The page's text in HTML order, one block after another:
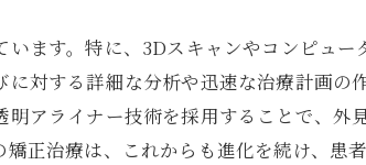
びを実現するための矯正技術
で得られる歯並びの美しさと健康
導く健康と美の両立
ます。特に、3Dスキャンやコンピュ
対する詳細な分析や迅速な治療計画
アライナー技術を採用することで、外
正治療は、これからも進化を続け、患